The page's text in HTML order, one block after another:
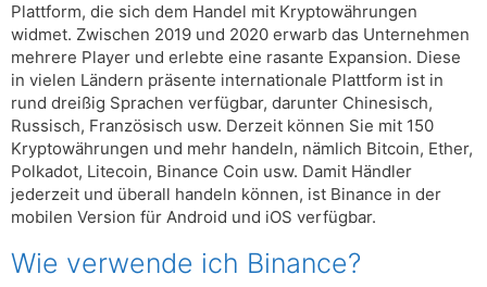
Plattform, die sich dem Handel mit Kryptowährungen
widmet. Zwischen 2019 und 2020 erwarb das Unternehmen
mehrere Player und erlebte eine rasante Expansion. Diese
in vielen Ländern präsente internationale Plattform ist in
rund dreißig Sprachen verfügbar, darunter Chinesisch,
Russisch, Französisch usw. Derzeit können Sie mit 150
Kryptowährungen und mehr handeln, nämlich Bitcoin, Ether,
Polkadot, Litecoin, Binance Coin usw. Damit Händler
jederzeit und überall handeln können, ist Binance in der
mobilen Version für Android und iOS verfügbar.
Wie verwende ich Binance?